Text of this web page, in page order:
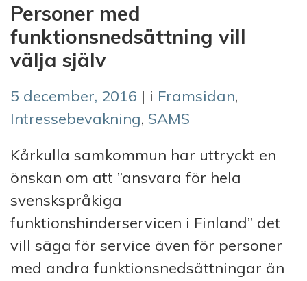
Personer med
funktionsnedsättning vill
välja själv
5 december, 2016 | i Framsidan,
Intressebevakning, SAMS
Kårkulla samkommun har uttryckt en
önskan om att ”ansvara för hela
svenskspråkiga
funktionshinderservicen i Finland” det
vill säga för service även för personer
med andra funktionsnedsättningar än